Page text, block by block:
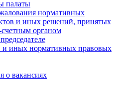
палаты
нормативных
и иных решений, принятых
счетным органом
и иных нормативных правовых
о вакансиях